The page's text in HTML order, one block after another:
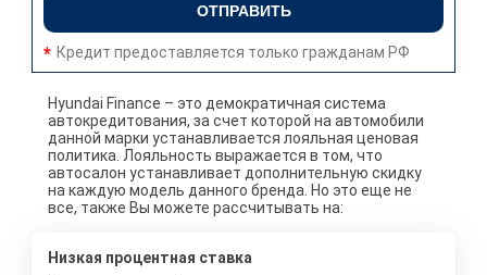
ОТПРАВИТЬ
Кредит предоставляется только гражданам РФ
Hyundai Finance – это демократичная система
автокредитования, за счет которой на автомобили
данной марки устанавливается лояльная ценовая
политика. Лояльность выражается в том, что
автосалон устанавливает дополнительную скидку
на каждую модель данного бренда. Но это еще не
все, также Вы можете рассчитывать на:
Низкая процентная ставка